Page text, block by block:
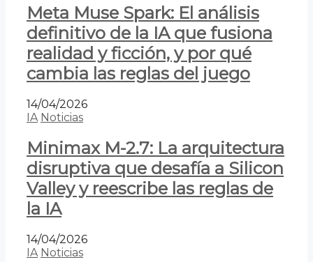
Meta Muse Spark: El análisis
definitivo de la IA que fusiona
realidad y ficción, y por qué
cambia las reglas del juego
14/04/2026
IA Noticias
Minimax M-2.7: La arquitectura
disruptiva que desafía a Silicon
Valley y reescribe las reglas de
la IA
14/04/2026
IA Noticias